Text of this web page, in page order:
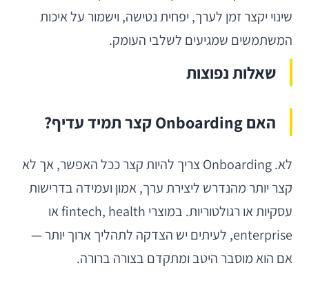
שינוי יקצר זמן לערך, יפחית נטישה, וישמור על איכות
המשתמשים שמגיעים לשלבי העומק.
שאלות נפוצות
האם Onboarding קצר תמיד עדיף?
לא. Onboarding צריך להיות קצר ככל האפשר, אך לא
קצר יותר מהנדרש ליצירת ערך, אמון ועמידה בדרישות
עסקיות או רגולטוריות. במוצרי fintech, health או
enterprise, לעיתים יש הצדקה לתהליך ארוך יותר —
אם הוא מוסבר היטב ומתקדם בצורה ברורה.